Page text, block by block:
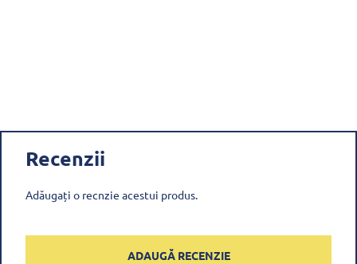
Recenzii
Adăugați o recnzie acestui produs.
ADAUGĂ RECENZIE